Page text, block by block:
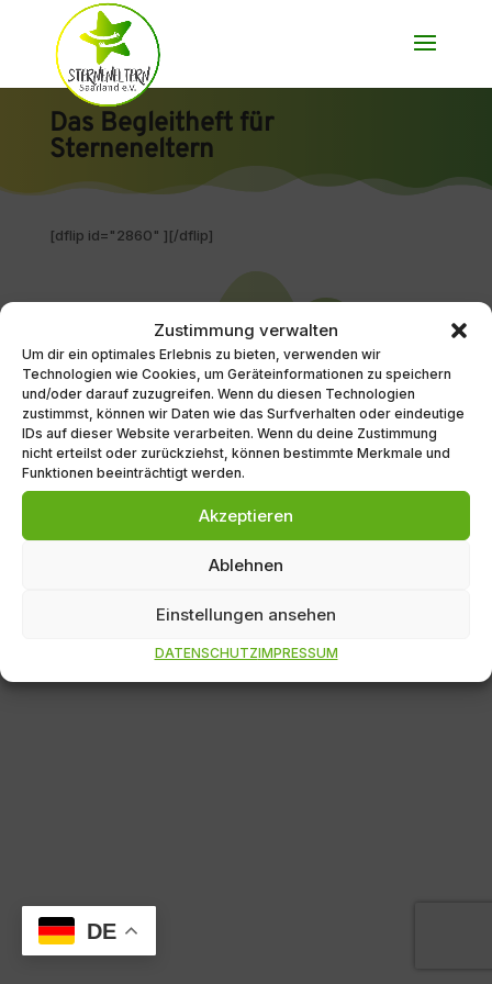
Zustimmung verwalten
Um dir ein optimales Erlebnis zu bieten, verwenden wir
Technologien wie Cookies, um Geräteinformationen zu speichern
und/oder darauf zuzugreifen. Wenn du diesen Technologien
zustimmst, können wir Daten wie das Surfverhalten oder eindeutige
IDs auf dieser Website verarbeiten. Wenn du deine Zustimmung
nicht erteilst oder zurückziehst, können bestimmte Merkmale und
Funktionen beeinträchtigt werden.
Akzeptieren
Ablehnen
Einstellungen ansehen
DATENSCHUTZIMPRESSUM
Das Begleitheft für
Sterneneltern
[dflip id="2860" ][/dflip]
IMPRESSUM
DATENSCHUTZ
WIR BEI YOUTUBE
© SternenEltern Saarland e.V. | Diese Webseite wurde mit
Herz gemacht und gespendet von
kommunikaton thom UG
DE